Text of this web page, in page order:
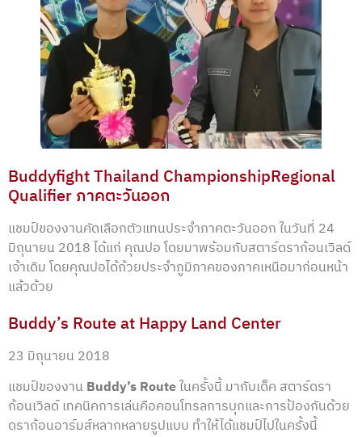
Buddyfight Thailand ChampionshipRegional
Qualifier ภาคตะวันออก
แชมป์ของงานคัดเลือกตัวแทนประจำภาคตะวันออก ในวันที่ 24
มิถุนายน 2018 ได้แก่ คุณปอ โดยมาพร้อมกับสตาร์ดราก้อนเวิลด์
เจ้าเดิม โดยคุณปอได้ถ้วยประจำภูมิภาคของภาคเหนือมาก่อนหน้า
แล้วด้วย
Buddy’s Route at Happy Land Center
23 มิถุนายน 2018
แชมป์ของงาน Buddy’s Routeในครั้งนี้ มากับเด็ค สตาร์ดรา
ก้อนเวิลด์ เทคนิคการเล่นคือคอนโทรลการบุกและการป้องกันด้วย
ดราก้อนอาร์มส์หลากหลายรูปแบบ ทำให้ได้แชมป์ไปในครั้งนี้